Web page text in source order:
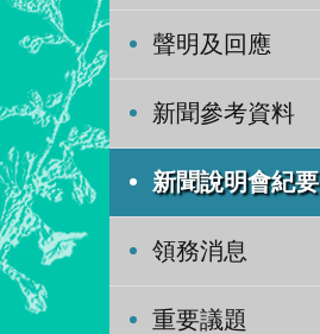
聲明及回應
新聞參考資料
新聞說明會紀要
領務消息
重要議題